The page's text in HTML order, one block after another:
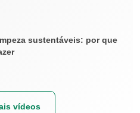
sustentáveis: por que
vídeos